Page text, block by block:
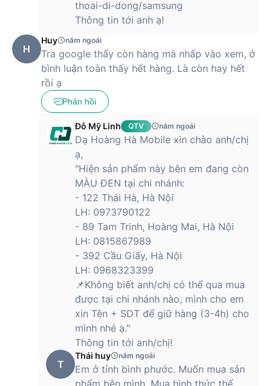
thoai-di-dong/samsung
Thông tin tới anh ạ!
H
Huy năm ngoái
Tra google thấy còn hàng mà nhấp vào xem, ở
bình luận toàn thấy hết hàng. Là còn hay hết
rồi ạ
Phản hồi
Đỗ Mỹ Linh QTV năm ngoái
Dạ Hoàng Hà Mobile xin chào anh/chị
ạ,
"Hiện sản phẩm này bên em đang còn
MÀU ĐEN tại chi nhánh:
- 122 Thái Hà, Hà Nội
LH: 0973790122
- 89 Tam Trinh, Hoàng Mai, Hà Nội
LH: 0815867989
- 392 Cầu Giấy, Hà Nội
LH: 0968323399
📌Không biết anh/chị có thể qua mua
được tại chi nhánh nào, mình cho em
xin Tên + SDT để giữ hàng (3-4h) cho
mình nhé ạ."
Thông tin tới anh/chị!
T
Thái huy năm ngoái
Em ở tỉnh bình phước. Muốn mua sản
phẩm bên mình. Mua hình thức thế